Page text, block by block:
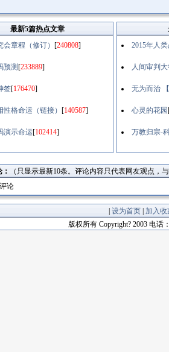
最新5篇热点文章
会章程（修订） [240808]
预测 [233889]
签[176470]
性格命运（链接） [140587]
演示命运[102414]
2015年人
人间审判
无为而治
心灵的花园
万教归宗-
（只显示最新10条。评论内容只代表网友观点，
论
设为首页|
加入收
版权所有 Copyright? 2003 电话